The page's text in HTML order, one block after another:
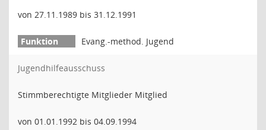
von 27.11.1989 bis 31.12.1991
Evang.-method. Jugend
Jugendhilfeausschuss
Stimmberechtigte Mitglieder Mitglied
von 01.01.1992 bis 04.09.1994